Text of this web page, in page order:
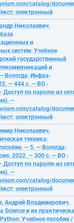
catalog/
электронный
Николаевич.
и
систем: Учебное
государственный
и
Вологда: Инфра-
— 444 с. — ВО -
Доступ по паролю из
—
catalog/
электронный
Николаевич.
техника:
— 5. — Вологда:
2022. — 300 с. — ВО -
Доступ по паролю из
—
catalog/
электронный
Андрей Владимирович.
Science и их
Учебное пособие /